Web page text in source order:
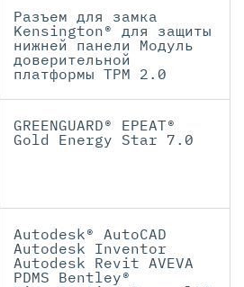
Разъем для замка
Kensington® для защиты
нижней панели Модуль
доверительной
платформы TPM 2.0
GREENGUARD® EPEAT®
Gold Energy Star 7.0
Autodesk® AutoCAD
Autodesk Inventor
Autodesk Revit AVEVA
PDMS Bentley®